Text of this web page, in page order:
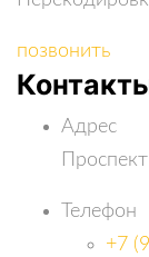
позвонить
Адрес
Телефон
+7